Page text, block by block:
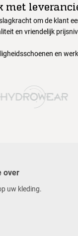
met
om de klant
en vriendelijk
en
over
uw kleding.